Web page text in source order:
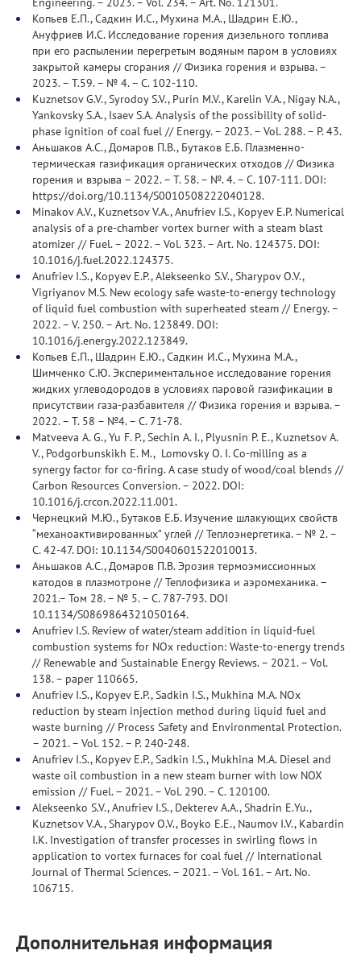
Копьев Е.П., Садкин И.С., Мухина М.А., Шадрин Е.Ю.,
Ануфриев И.С. Исследование горения дизельного топлива
при его распылении перегретым водяным паром в условиях
закрытой камеры сгорания // Физика горения и взрыва. –
2023. – Т.59. – № 4. – С. 102-110.
Kuznetsov G.V., Syrodoy S.V., Purin M.V., Karelin V.A., Nigay N.A.,
Yankovsky S.A., Isaev S.A. Analysis of the possibility of solid-
phase ignition of coal fuel // Energy. – 2023. – Vol. 288. – P. 43.
Аньшаков А.С., Домаров П.В., Бутаков Е.Б. Плазменно-
термическая газификация органических отходов // Физика
горения и взрыва – 2022. – Т. 58. – №. 4. – С. 107-111. DOI:
https://doi.org/10.1134/S0010508222040128.
Minakov A.V., Kuznetsov V.A., Anufriev I.S., Kopyev E.P. Numerical
analysis of a pre-chamber vortex burner with a steam blast
atomizer // Fuel. – 2022. – Vol. 323. – Art. No. 124375. DOI:
10.1016/j.fuel.2022.124375.
Anufriev I.S., Kopyev E.P., Alekseenko S.V., Sharypov O.V.,
Vigriyanov M.S. New ecology safe waste-to-energy technology
of liquid fuel combustion with superheated steam // Energy. –
2022. – V. 250. – Art. No. 123849. DOI:
10.1016/j.energy.2022.123849.
Копьев Е.П., Шадрин Е.Ю., Садкин И.С., Мухина М.А.,
Шимченко С.Ю. Экспериментальное исследование горения
жидких углеводородов в условиях паровой газификации в
присутствии газа-разбавителя // Физика горения и взрыва. –
2022. – Т. 58 – №4. – С. 71-78.
Matveeva A. G., Yu F. P., Sechin A. I., Plyusnin P. E., Kuznetsov A.
V., Podgorbunskikh E. M., Lomovsky O. I. Co-milling as a
synergy factor for co-firing. A case study of wood/coal blends //
Carbon Resources Conversion. – 2022. DOI:
10.1016/j.crcon.2022.11.001.
Чернецкий М.Ю., Бутаков Е.Б. Изучение шлакующих свойств
“механоактивированных” углей // Теплоэнергетика. – № 2. –
С. 42-47. DOI: 10.1134/S0040601522010013.
Аньшаков А.С., Домаров П.В. Эрозия термоэмиссионных
катодов в плазмотроне // Теплофизика и аэромеханика. –
2021.– Том 28. – № 5. – С. 787-793. DOI
10.1134/S0869864321050164.
Anufriev I.S. Review of water/steam addition in liquid-fuel
combustion systems for NOx reduction: Waste-to-energy trends
// Renewable and Sustainable Energy Reviews. – 2021. – Vol.
138. – paper 110665.
Anufriev I.S., Kopyev E.P., Sadkin I.S., Mukhina M.A. NOx
reduction by steam injection method during liquid fuel and
waste burning // Process Safety and Environmental Protection.
– 2021. – Vol. 152. – P. 240-248.
Anufriev I.S., Kopyev E.P., Sadkin I.S., Mukhina M.A. Diesel and
waste oil combustion in a new steam burner with low NOX
emission // Fuel. – 2021. – Vol. 290. – С. 120100.
Alekseenko S.V., Anufriev I.S., Dekterev A.A., Shadrin E.Yu.,
Kuznetsov V.A., Sharypov O.V., Boyko E.E., Naumov I.V., Kabardin
I.K. Investigation of transfer processes in swirling flows in
application to vortex furnaces for coal fuel // International
Journal of Thermal Sciences. – 2021. – Vol. 161. – Art. No.
106715.
Дополнительная информация